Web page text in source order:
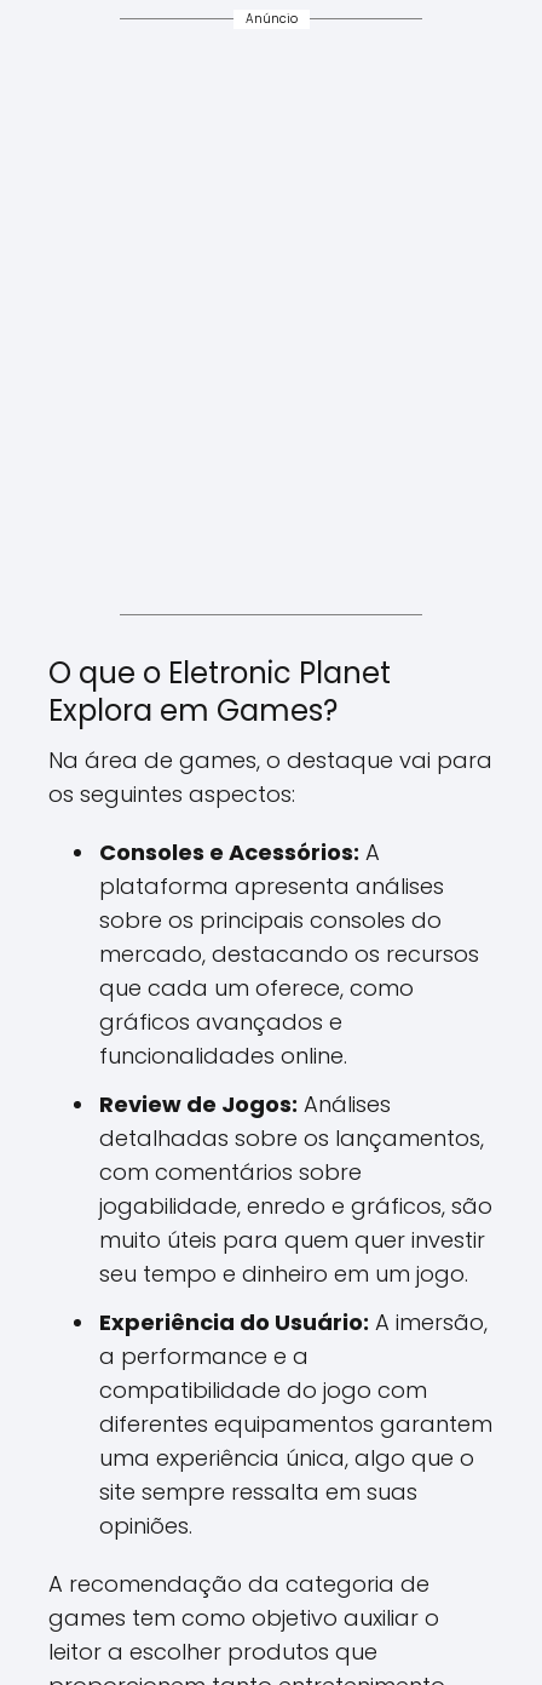
Anúncio
O que o Eletronic Planet
Explora em Games?
Na área de games, o destaque vai para
os seguintes aspectos:
Consoles e Acessórios: A
plataforma apresenta análises
sobre os principais consoles do
mercado, destacando os recursos
que cada um oferece, como
gráficos avançados e
funcionalidades online.
Review de Jogos: Análises
detalhadas sobre os lançamentos,
com comentários sobre
jogabilidade, enredo e gráficos, são
muito úteis para quem quer investir
seu tempo e dinheiro em um jogo.
Experiência do Usuário: A imersão,
a performance e a
compatibilidade do jogo com
diferentes equipamentos garantem
uma experiência única, algo que o
site sempre ressalta em suas
opiniões.
A recomendação da categoria de
games tem como objetivo auxiliar o
leitor a escolher produtos que